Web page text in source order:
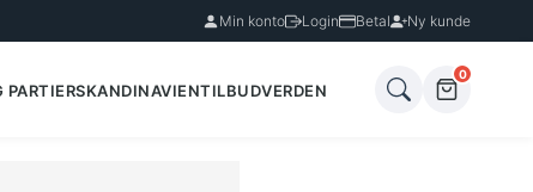
Min konto Login Betal Ny kunde
PARTIERSKANDINAVIENTILBUDVERDEN
0